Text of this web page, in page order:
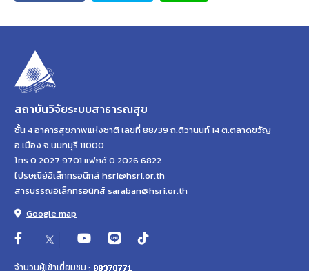
สถาบันวิจัยระบบสาธารณสุข
ชั้น 4 อาคารสุขภาพแห่งชาติ เลขที่ 88/39 ถ.ติวานนท์ 14 ต.ตลาดขวัญ
อ.เมือง จ.นนทบุรี 11000
โทร 0 2027 9701 แฟกซ์ 0 2026 6822
ไปรษณีย์อิเล็กทรอนิกส์ hsri@hsri.or.th
สารบรรณอิเล็กทรอนิกส์ saraban@hsri.or.th
Google map
จำนวนผู้เข้าเยี่ยมชม :